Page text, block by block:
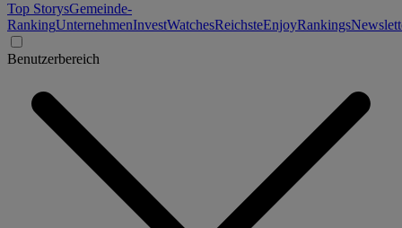
Top StorysGemeinde-
RankingUnternehmenInvestWatchesReichsteEnjoyRankings
Benutzerbereich